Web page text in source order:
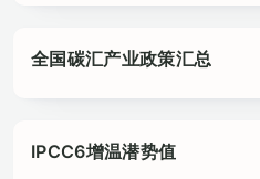
全国碳汇产业政策汇总
IPCC6增温潜势值